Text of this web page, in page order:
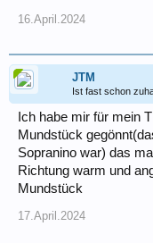
16.April.2024
JTM
Ist fast schon
Ich habe mir für mein
Mundstück
Sopranino war) das
Richtung warm und
Mundstück
17.April.2024